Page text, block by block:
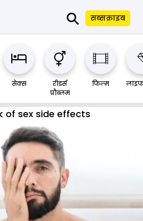
⚲ सब्सक्राइब
सेक्स
रीडर्स
प्रौब्लम
फिल्म
of sex side effects